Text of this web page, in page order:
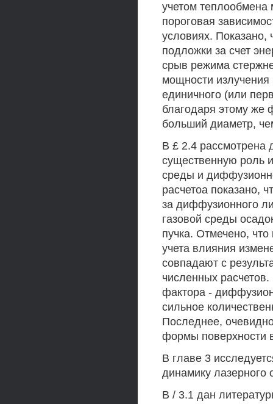
учетом
пороговая
условиях. Показано,
подложки за счет
срыв режима
мощности
единичного (или
благодаря этому же
больший диаметр,
В £ 2.4 рассмотрена
существенную роль
среды и
расчетоа показано,
за диффузионного
газовой среды
пучка. Отмечено,
учета влияния
совпадают с
численных
фактора -
сильное
Последнее,
формы поверхности
В главе 3
динамику лазерного
В / 3.1 дан